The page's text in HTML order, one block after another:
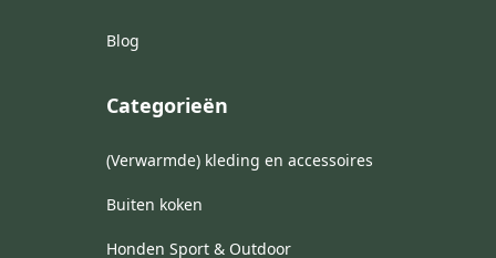
Blog
Categorieën
(Verwarmde) kleding en accessoires
Buiten koken
Honden Sport & Outdoor